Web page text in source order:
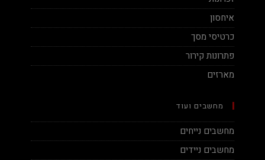
איחסון
כרטיסי מסך
פתרונות קירור
מארזים
מחשבים ועוד
מחשבים נייחים
מחשבים ניידים